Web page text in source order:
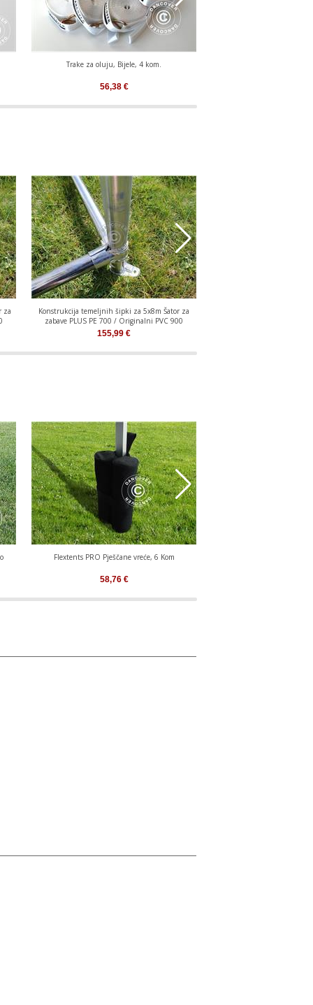
Trake za oluju, Bijele, 4 kom.
56,38€
za
Konstrukcija temeljnih šipki za 5x8m Šator za
zabave PLUS PE 700 / Originalni PVC 900
155,99 €
Flextents PRO Pješčane vreće, 6 Kom
58,76€